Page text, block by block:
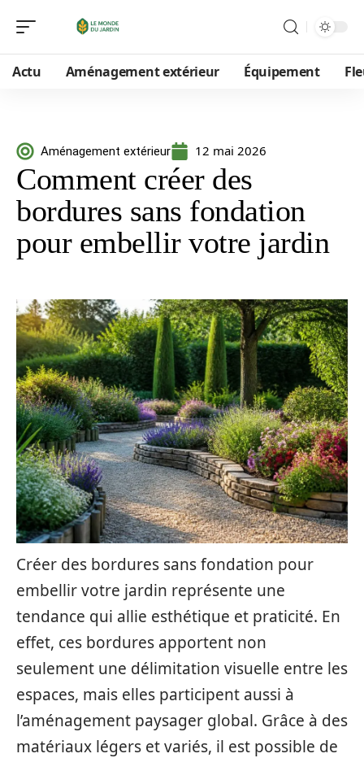
Actu Aménagement extérieur Équipement
Aménagement extérieur 12 mai 2026
Comment créer des
bordures sans fondation
pour embellir votre jardin
Créer des bordures sans fondation pour
embellir votre jardin représente une
tendance qui allie esthétique et praticité. En
effet, ces bordures apportent non
seulement une délimitation visuelle entre les
espaces, mais elles participent aussi à
l’aménagement paysager global. Grâce à des
matériaux légers et variés, il est possible de